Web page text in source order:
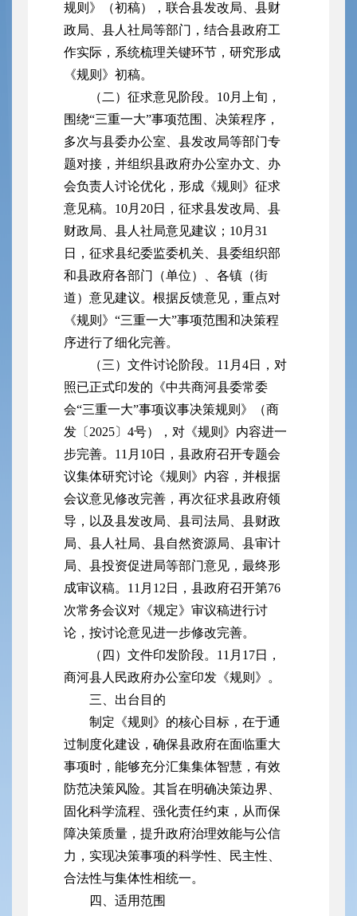
规则》（初稿），联合县发改局、县财
政局、县人社局等部门，结合县政府工
作实际，系统梳理关键环节，研究形成
《规则》初稿。
（二）征求意见阶段。10月上旬，
围绕“三重一大”事项范围、决策程序，
多次与县委办公室、县发改局等部门专
题对接，并组织县政府办公室办文、办
会负责人讨论优化，形成《规则》征求
意见稿。10月20日，征求县发改局、县
财政局、县人社局意见建议；10月31
日，征求县纪委监委机关、县委组织部
和县政府各部门（单位）、各镇（街
道）意见建议。根据反馈意见，重点对
《规则》“三重一大”事项范围和决策程
序进行了细化完善。
（三）文件讨论阶段。11月4日，对
照已正式印发的《中共商河县委常委
会“三重一大”事项议事决策规则》（商
发〔2025〕4号），对《规则》内容进一
步完善。11月10日，县政府召开专题会
议集体研究讨论《规则》内容，并根据
会议意见修改完善，再次征求县政府领
导，以及县发改局、县司法局、县财政
局、县人社局、县自然资源局、县审计
局、县投资促进局等部门意见，最终形
成审议稿。11月12日，县政府召开第76
次常务会议对《规定》审议稿进行讨
论，按讨论意见进一步修改完善。
（四）文件印发阶段。11月17日，
商河县人民政府办公室印发《规则》。
三、出台目的
制定《规则》的核心目标，在于通
过制度化建设，确保县政府在面临重大
事项时，能够充分汇集集体智慧，有效
防范决策风险。其旨在明确决策边界、
固化科学流程、强化责任约束，从而保
障决策质量，提升政府治理效能与公信
力，实现决策事项的科学性、民主性、
合法性与集体性相统一。
四、适用范围